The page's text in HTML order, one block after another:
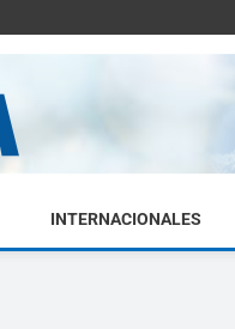
INTERNACIONALES